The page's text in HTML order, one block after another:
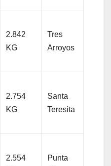
2.842
KG
Tres
Arroyos
2.754
KG
Santa
Teresita
2.554
Punta